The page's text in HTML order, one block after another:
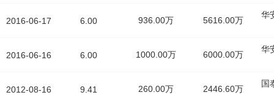
2016-06-17
2016-06-16
2012-08-16
6.00 936.00万 5616.00万
华
6.00 1000.00万 6000.00万
华
9.41 260.00万 2446.60万
国